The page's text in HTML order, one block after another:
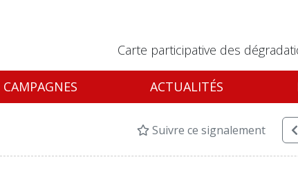
Carte participative des
CAMPAGNES ACTUALITÉS
Suivre ce signalement